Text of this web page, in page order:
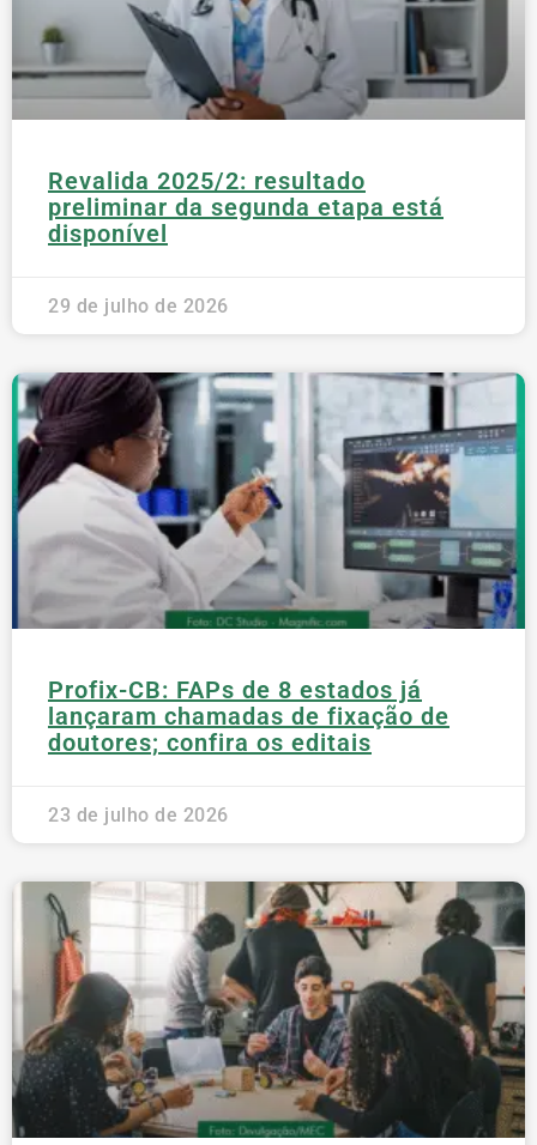
Revalida 2025/2: resultado
preliminar da segunda etapa está
disponível
29 de julho de 2026
Profix-CB: FAPs de 8 estados já
lançaram chamadas de fixação de
doutores; confira os editais
23 de julho de 2026